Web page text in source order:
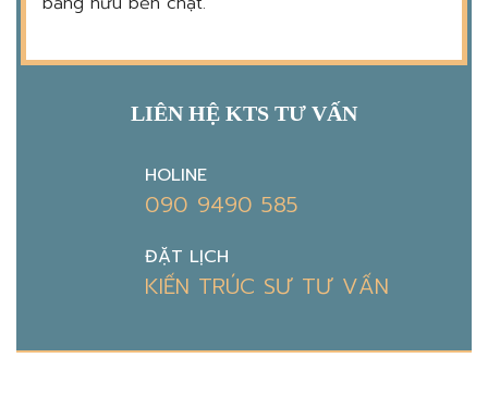
LIÊN HỆ KTS TƯ VẤN
HOLINE
090 9490 585
ĐẶT LỊCH
KIẾN TRÚC SƯ TƯ VẤN